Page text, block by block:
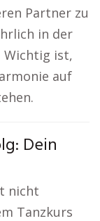
Partner zu
in der
Wichtig ist,
auf
Dein
nicht
Tanzkurs